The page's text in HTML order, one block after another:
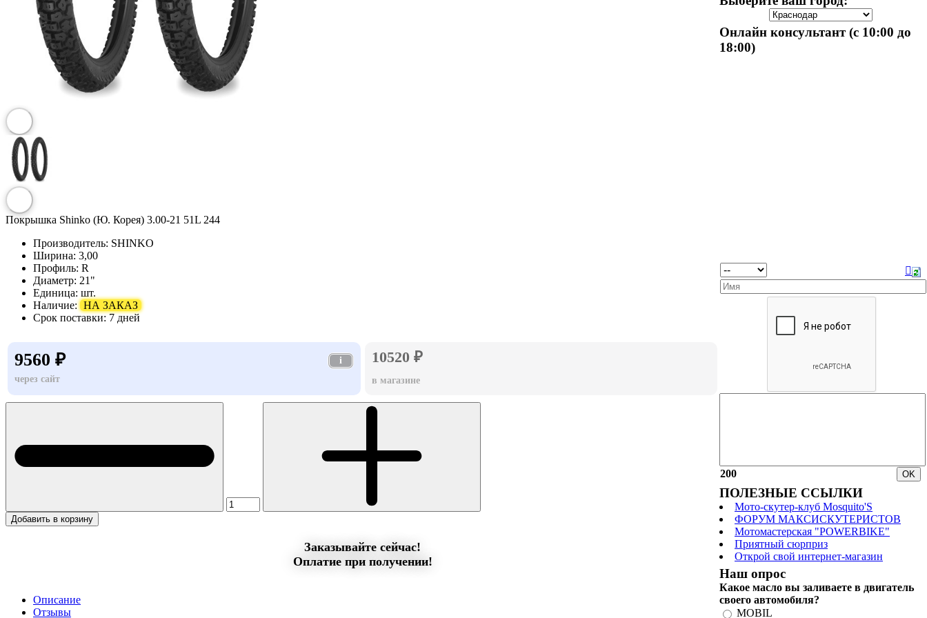
Покрышка Shinko (Ю. Корея) 3.00-21 51L 244
Производитель: SHINKO
Ширина: 3,00
Профиль: R
Диаметр: 21"
Единица: шт.
Наличие: НА ЗАКАЗ
Срок поставки: 7 дней
9560 ₽
i
через сайт
10520 ₽
в магазине
Добавить в корзину
Заказывайте сейчас!
Оплатие при получении!
Описание
Отзывы
Онлайн консультант (с 10:00 до
18:00)
200
ПОЛЕЗНЫЕ ССЫЛКИ
Мото-скутер-клуб Mosquito'S
ФОРУМ МАКСИСКУТЕРИСТОВ
Мотомастерская "POWERBIKE"
Приятный сюрприз
Открой свой интернет-магазин
Наш опрос
Какое масло вы заливаете в двигатель
своего автомобиля?
MOBIL